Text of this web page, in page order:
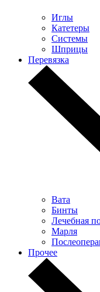
Иглы
Катетеры
Системы
Шприцы
Перевязка
Вата
Бинты
Лечебная
Марля
Прочее